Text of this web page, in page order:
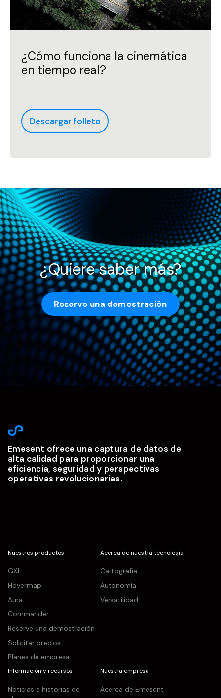
¿Cómo funciona la cinemática
en tiempo real?
Descargar folleto
¿Quiere saber más?
Reserve una demostración
Emesent ofrece una captura de datos de
alta calidad para proporcionar una
eficiencia, seguridad y perspectivas
operativas revolucionarias.
Nuestros productos
GX1
Hovermap
Aura
Commander
Reserve una demostración
Solicitar precios
Planes de empresa
Acerca de nuestra tecnología
Cartografía
Autonomía
Versatilidad
Información y recursos
Noticias e historias de
Nuestra empresa
Acerca de Emesent